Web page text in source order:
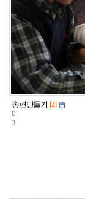
1
0
3
송편만들기 [2]